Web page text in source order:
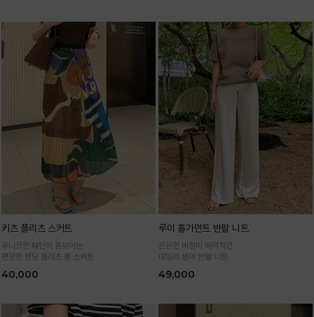
키츠 플리츠 스커트
유니크한 패턴이 돋보이는
편안한 밴딩 플리츠 롱 스커트
40,000
루이 홀가먼트 반팔 니트
은은한 비침이 매력적인
데일리 썸머 반팔 니트
49,000